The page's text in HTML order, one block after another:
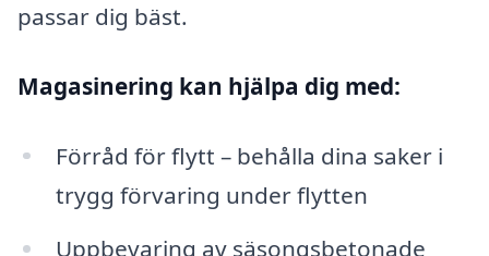
passar dig bäst.
Magasinering kan hjälpa dig med:
Förråd för flytt – behålla dina saker i
trygg förvaring under flytten
Uppbevaring av säsongsbetonade